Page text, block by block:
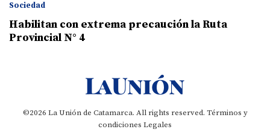
Sociedad
Habilitan con extrema precaución la Ruta
Provincial N° 4
©2026 La Unión de Catamarca. All rights reserved. Términos y
condiciones Legales